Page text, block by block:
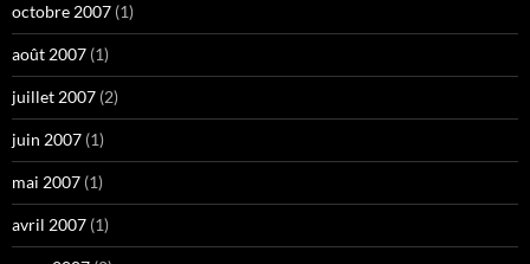
octobre 2007 (1)
août 2007 (1)
juillet 2007 (2)
juin 2007 (1)
mai 2007 (1)
avril 2007 (1)